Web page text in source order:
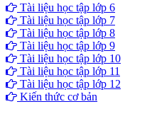
Tài liệu học tập lớp 6
Tài liệu học tập lớp 7
Tài liệu học tập lớp 8
Tài liệu học tập lớp 9
Tài liệu học tập lớp 10
Tài liệu học tập lớp 11
Tài liệu học tập lớp 12
Kiến thức cơ bản